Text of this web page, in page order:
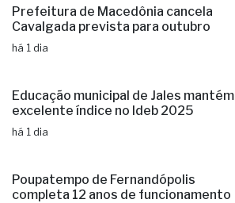
Prefeitura de Macedônia cancela
Cavalgada prevista para outubro
há 1 dia
Educação municipal de Jales mantém
excelente índice no Ideb 2025
há 1 dia
Poupatempo de Fernandópolis
completa 12 anos de funcionamento